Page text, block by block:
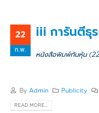
22
ก.พ.
iii การันตีธุ
หนังสือพิมพ์ทันหุ้น
By Admin Publicity
READ MORE...